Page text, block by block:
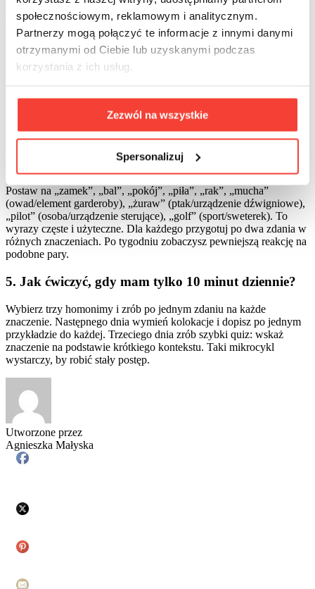
społecznościowym, reklamowym i analitycznym.
Partnerzy mogą połączyć te informacje z innymi danymi
otrzymanymi od Ciebie lub uzyskanymi podczas
korzystania z ich usług.
Zezwól na wszystkie
Spersonalizuj
to budowla. Gdy pojawia się „kurtka”, „spodnie” lub „zapiąć”,
chodzi o zapięcie. Taka metoda działa w czytaniu i w słuchaniu.
3. Czy homografy są ważne w języku polskim?
W polszczyźnie homografy (ten sam zapis) występują rzadziej niż
różnej wymowie zdarzają się sporadycznie, zwłaszcza w
zapożyczeniach i nazwach własnych. W codziennej komunikacji i
tak rządzi kontekst, więc w nauce skup się głównie na homonimach
i homofonach.
4. Jakie polskie homonimy warto znać na start?
Postaw na „zamek”, „bal”, „pokój”, „piła”, „rak”, „mucha”
(owad/element garderoby), „żuraw” (ptak/urządzenie dźwigniowe),
„pilot” (osoba/urządzenie sterujące), „golf” (sport/sweterek). To
wyrazy częste i użyteczne. Dla każdego przygotuj po dwa zdania w
różnych znaczeniach. Po tygodniu zobaczysz pewniejszą reakcję na
podobne pary.
5. Jak ćwiczyć, gdy mam tylko 10 minut dziennie?
Wybierz trzy homonimy i zrób po jednym zdaniu na każde
znaczenie. Następnego dnia wymień kolokacje i dopisz po jednym
przykładzie do każdej. Trzeciego dnia zrób szybki quiz: wskaż
znaczenie na podstawie krótkiego kontekstu. Taki mikrocykl
wystarczy, by robić stały postęp.
Utworzone przez
Agnieszka Małyska